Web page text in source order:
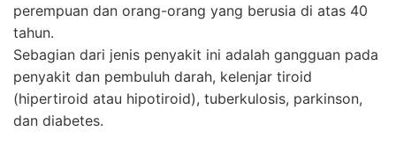
perempuan dan orang-orang yang berusia di atas 40
tahun.
Sebagian dari jenis penyakit ini adalah gangguan pada
penyakit dan pembuluh darah, kelenjar tiroid
(hipertiroid atau hipotiroid), tuberkulosis, parkinson,
dan diabetes.